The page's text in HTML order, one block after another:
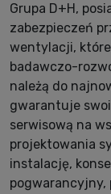
Grupa D+H,
zabezpieczeń
wentylacji,
badawczo-
należą do
gwarantuje
serwisową na
projektowania
instalację,